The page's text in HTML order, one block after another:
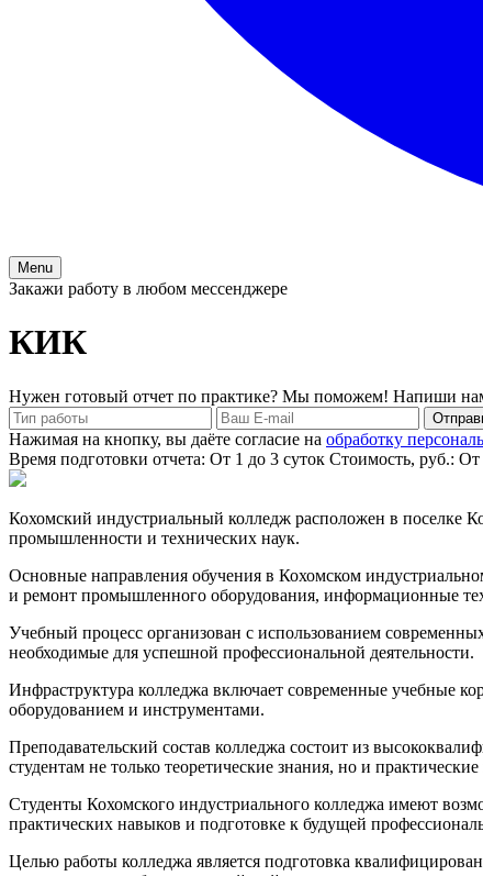
Menu
Закажи работу в любом мессенджере
КИК
Нужен готовый отчет по практике? Мы поможем! Напиши
Нажимая на кнопку, вы даёте согласие на обработку
Время подготовки отчета: От 1 до 3 суток Стоимость, руб.: От
Кохомский индустриальный колледж расположен в поселке
промышленности и технических наук.
Основные направления обучения в Кохомском
и ремонт промышленного оборудования, информационные
Учебный процесс организован с использованием
необходимые для успешной профессиональной деятельности.
Инфраструктура колледжа включает современные учебные
оборудованием и инструментами.
Преподавательский состав колледжа состоит из
студентам не только теоретические знания, но и
Студенты Кохомского индустриального колледжа имеют
практических навыков и подготовке к будущей
Целью работы колледжа является подготовка